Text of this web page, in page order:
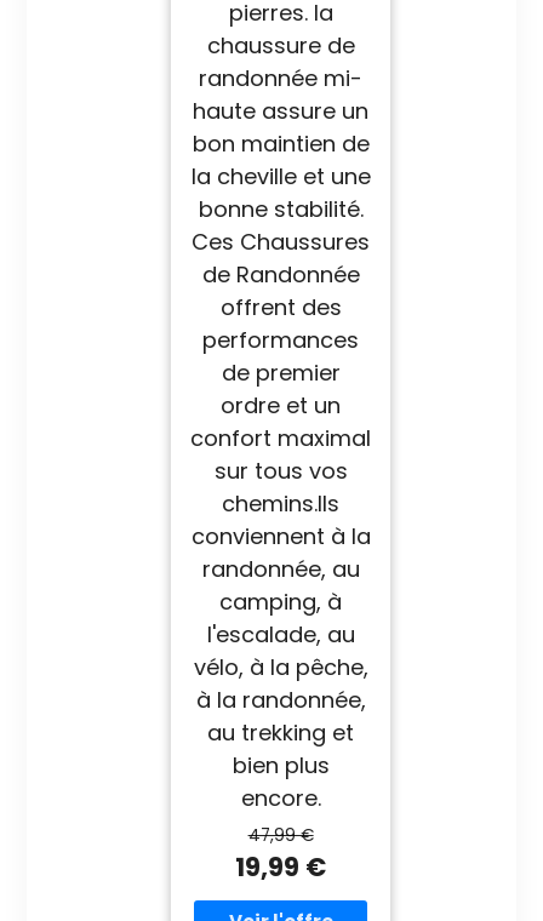
pierres. la
chaussure de
randonnée mi-
haute assure un
bon maintien de
la cheville et une
bonne stabilité.
Ces Chaussures
de Randonnée
offrent des
performances
de premier
ordre et un
confort maximal
sur tous vos
chemins.Ils
conviennent à la
randonnée, au
camping, à
l'escalade, au
vélo, à la pêche,
à la randonnée,
au trekking et
bien plus
encore.
47,99 €
19,99 €